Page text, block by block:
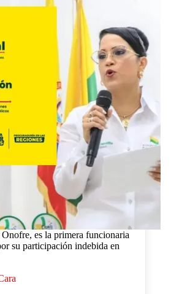
es la primera funcionaria
su participación indebida en